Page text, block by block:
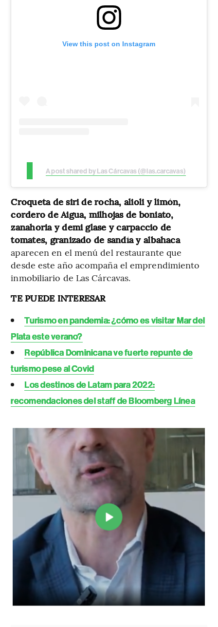
View this post on Instagram
A post shared by Las Cárcavas (@las.carcavas)
Croqueta de siri de rocha, alioli y limón,
cordero de Aigua, milhojas de boniato,
zanahoria y demi glase y carpaccio de
tomates, granizado de sandía y albahaca
aparecen en el menú del restaurante que
desde este año acompaña el emprendimiento
inmobiliario de Las Cárcavas.
TE PUEDE INTERESAR
Turismo en pandemia: ¿cómo es visitar Mar del
Plata este verano?
República Dominicana ve fuerte repunte de
turismo pese al Covid
Los destinos de Latam para 2022:
recomendaciones del staff de Bloomberg Línea